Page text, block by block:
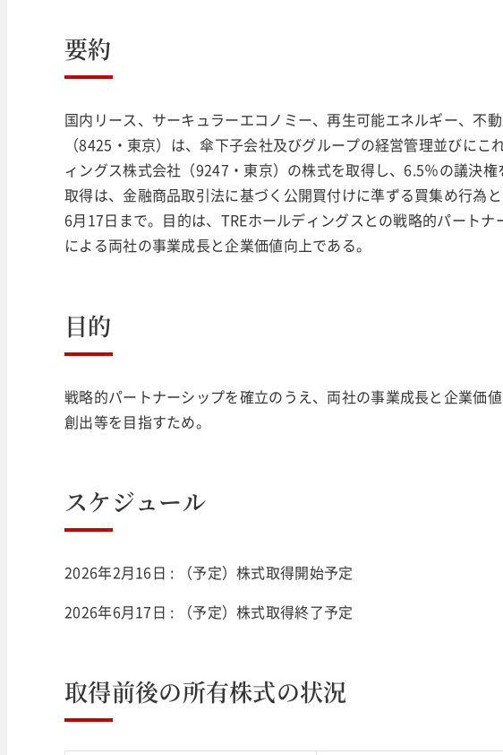
要約
国内リース、サーキュラーエコノミー、再生可能エネルギー、不
（8425・東京）は、傘下子会社及びグループの経営管理並びに
ィングス株式会社（9247・東京）の株式を取得し、6.5％の議決
取得は、金融商品取引法に基づく公開買付けに準ずる買集め行為
6月17日まで。目的は、TREホールディングスとの戦略的パート
による両社の事業成長と企業価値向上である。
目的
戦略的パートナーシップを確立のうえ、両社の事業成長と企業価
創出等を目指すため。
スケジュール
2026年2月16日 : （予定）株式取得開始予定
2026年6月17日 : （予定）株式取得終了予定
取得前後の所有株式の状況